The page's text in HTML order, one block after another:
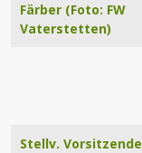
Färber (Foto: FW
Vaterstetten)
Stellv.